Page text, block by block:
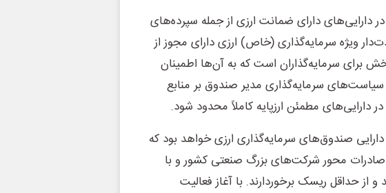
دارایی‌های دارای ضمانت ارزی از جمله سپرده‌های
ویژه سرمایه‌گذاری (خاص) ارزی دارای مجوز از
برای سرمایه‌گذاران است که به آن‌ها اطمینان
سرمایه‌گذاری مدیر صندوق بر منابع
دارایی‌های مطمئن ارزپایه کاملاً محدود شود.
صندوق‌های سرمایه‌گذاری ارزی خواهد بود که
صادرات محور شرکت‌های بزرگ صنعتی کشور و با
حداقل ریسک برخوردارند. با آغاز فعالیت